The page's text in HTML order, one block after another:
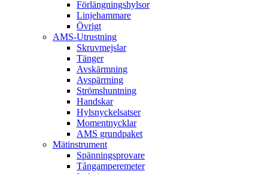
Förlängningshylsor
Linjehammare
Övrigt
AMS-Utrustning
Skruvmejslar
Tänger
Avskärmning
Avspärrning
Strömshuntning
Handskar
Hylsnyckelsatser
Momentnycklar
AMS grundpaket
Mätinstrument
Spänningsprovare
Tångamperemeter